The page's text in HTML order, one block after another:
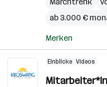
ab 3.000 €
Merken
Einblicke Videos
Mitarbeiter*in